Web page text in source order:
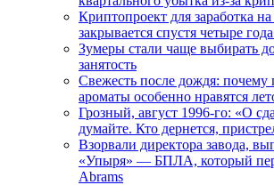
Криптопроект для заработка
закрывается спустя четыре
Зумеры стали чаще выбирать
занятость
Свежесть после дождя: почему
ароматы особенно нравятся
Грозный, август 1996-го: «О
думайте. Кто дернется,
Взорвали директора завода,
«Упыря» — БПЛА, который
Abrams